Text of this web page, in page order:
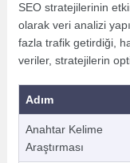
SEO stratejilerinin
olarak veri analizi
fazla trafik getirdiği,
veriler, stratejilerin
Adım
Anahtar Kelime
Araştırması